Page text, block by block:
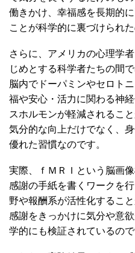
働きかけ、幸福感を長期的
ことが科学的に裏づけられた
さらに、アメリカの心理学
じめとする科学者たちの間
脳内でドーパミンやセロト
福や安心・活力に関わる神
スホルモンが軽減されるこ
気分的な向上だけでなく、
優れた習慣なのです。
実際、ｆＭＲＩという脳画
感謝の手紙を書くワークを
野や報酬系が活性化するこ
感謝をきっかけに気分や意
学的にも検証されているので